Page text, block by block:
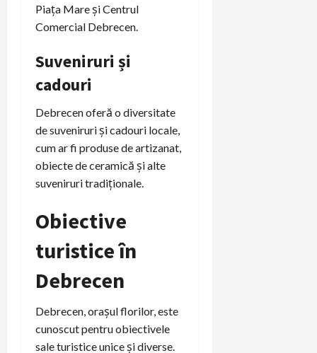
Piața Mare și Centrul
Comercial Debrecen.
Suveniruri și
cadouri
Debrecen oferă o diversitate
de suveniruri și cadouri locale,
cum ar fi produse de artizanat,
obiecte de ceramică și alte
suveniruri tradiționale.
Obiective
turistice în
Debrecen
Debrecen, orașul florilor, este
cunoscut pentru obiectivele
sale turistice unice și diverse.